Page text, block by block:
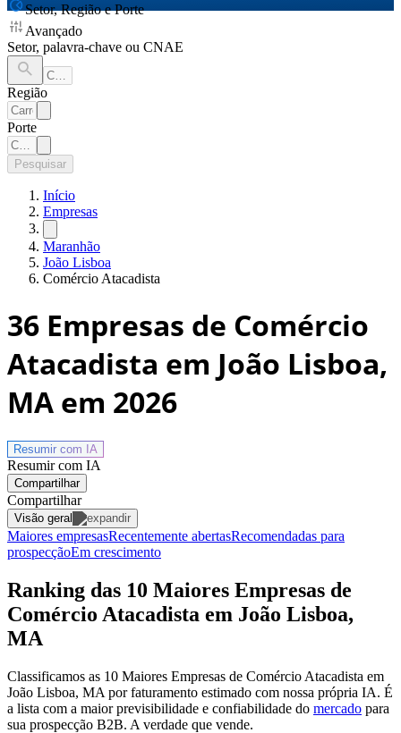
Setor, Região e Porte
Avançado
Setor, palavra-chave ou CNAE
Região
Porte
Pesquisar
Início
Empresas
Maranhão
João Lisboa
Comércio Atacadista
36 Empresas de Comércio
Atacadista em João Lisboa,
MA em 2026
Resumir com IA
Resumir com IA
Compartilhar
Compartilhar
Visão geral
Maiores empresasRecentemente abertasRecomendadas para
prospecçãoEm crescimento
Ranking das 10 Maiores Empresas de
Comércio Atacadista em João Lisboa,
MA
Classificamos as 10 Maiores Empresas de Comércio Atacadista em
João Lisboa, MA por faturamento estimado com nossa própria IA. É
a lista com a maior previsibilidade e confiabilidade do mercado para
sua prospecção B2B. A verdade que vende.